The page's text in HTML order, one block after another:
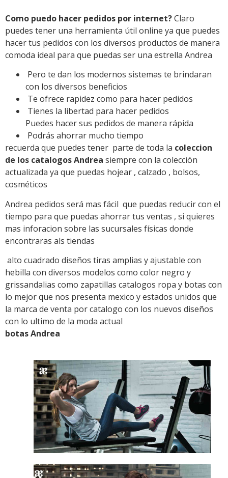
Como puedo hacer pedidos por internet?Claro
puedes tener una herramienta útil online ya que puedes
hacer tus pedidos con los diversos productos de manera
comoda ideal para que puedas ser una estrella Andrea
Pero te dan los modernos sistemas te brindaran
con los diversos beneficios
Te ofrece rapidez como para hacer pedidos
Tienes la libertad para hacer pedidos
Puedes hacer sus pedidos de manera rápida
Podrás ahorrar mucho tiempo
recuerda que puedes tener parte de toda la coleccion
de los catalogos Andrea siempre con la colección
actualizada ya que puedas hojear , calzado , bolsos,
cosméticos
Andrea pedidos será mas fácil que puedas reducir con el
tiempo para que puedas ahorrar tus ventas , si quieres
mas inforacion sobre las sucursales físicas donde
encontraras als tiendas
alto cuadrado diseños tiras amplias y ajustable con
hebilla con diversos modelos como color negro y
grissandalias como zapatillas catalogos ropa y botas con
lo mejor que nos presenta mexico y estados unidos que
la marca de venta por catalogo con los nuevos diseños
con lo ultimo de la moda actual
botas Andrea